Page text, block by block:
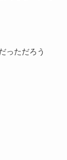
っただろう